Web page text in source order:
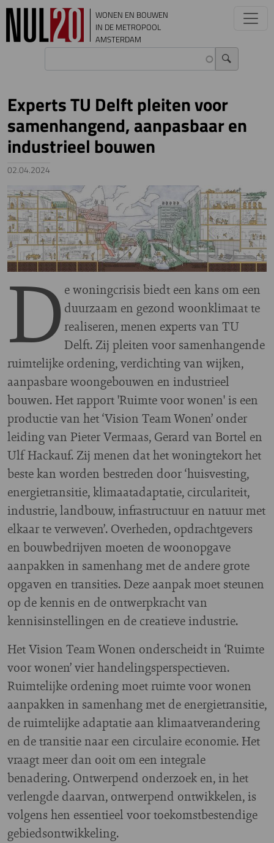
Overslaan en naar de inhoud gaan
WONEN EN BOUWEN
IN DE METROPOOL
AMSTERDAM
Experts TU Delft pleiten voor
samenhangend, aanpasbaar en
industrieel bouwen
02.04.2024
Image
D e woningcrisis biedt een kans om een
duurzaam en gezond woonklimaat te
realiseren, menen experts van TU
Delft. Zij pleiten voor samenhangende
ruimtelijke ordening, verdichting van wijken,
aanpasbare woongebouwen en industrieel
bouwen. Het rapport 'Ruimte voor wonen' is een
productie van het ‘Vision Team Wonen’ onder
leiding van Pieter Vermaas, Gerard van Bortel en
Ulf Hackauf. Zij menen dat het woningtekort het
beste kan worden bestreden door ‘huisvesting,
energietransitie, klimaatadaptatie, circulariteit,
industrie, landbouw, infrastructuur en natuur met
elkaar te verweven’. Overheden, opdrachtgevers
en bouwbedrijven moeten de woonopgave
aanpakken in samenhang met de andere grote
opgaven en transities. Deze aanpak moet steunen
op de kennis en de ontwerpkracht van
kennisinstellingen en de creatieve industrie.
Het Vision Team Wonen onderscheidt in ‘Ruimte
voor wonen’ vier handelingsperspectieven.
Ruimtelijke ordening moet ruimte voor wonen
aanpakken in samenhang met de energietransitie,
de ruimtelijke adaptatie aan klimaatverandering
en de transitie naar een circulaire economie. Het
vraagt meer dan ooit om een integrale
benadering. Ontwerpend onderzoek en, in het
verlengde daarvan, ontwerpend ontwikkelen, is
volgens hen essentieel voor toekomstbestendige
gebiedsontwikkeling.